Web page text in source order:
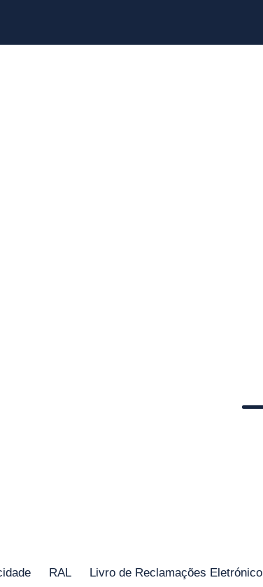
RAL Livro de Reclamações Eletrónico